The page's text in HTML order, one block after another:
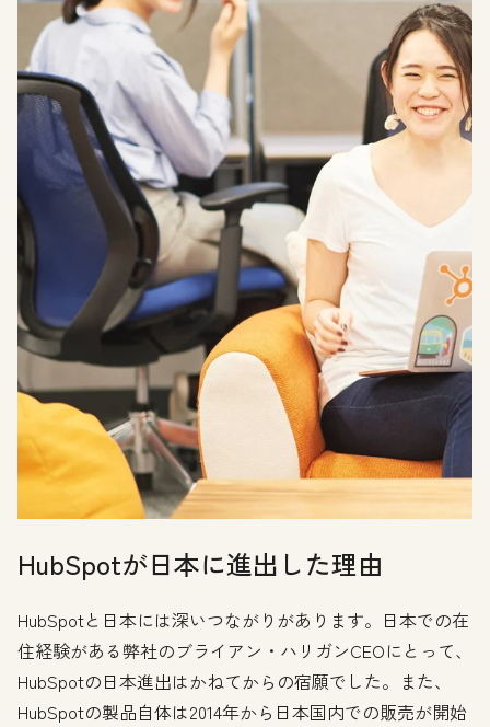
HubSpotが日本に進出した理由
HubSpotと日本には深いつながりがあります。日本での在
住経験がある弊社のブライアン・ハリガンCEOにとって、
HubSpotの日本進出はかねてからの宿願でした。また、
HubSpotの製品自体は2014年から日本国内での販売が開始